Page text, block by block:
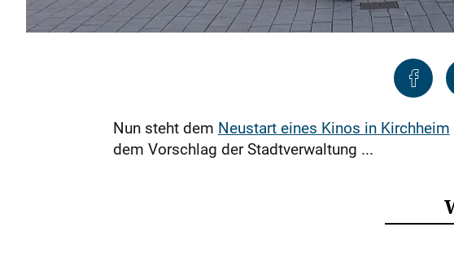
Nun steht dem Neustart eines Kinos in Kirchheim
dem Vorschlag der Stadtverwaltung ...